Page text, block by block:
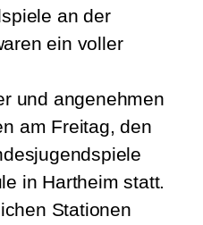
an der
ein voller
und angenehmen
am Freitag, den
in Hartheim statt.
Stationen